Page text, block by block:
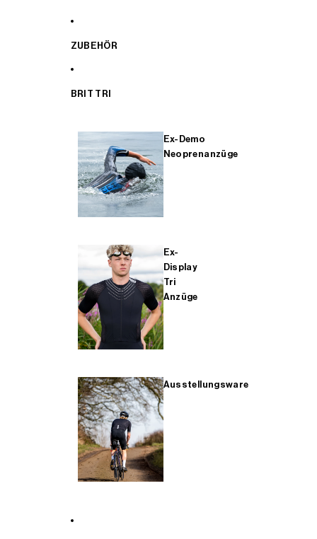
ZUBEHÖR
BRIT TRI
Ex-Demo
Neoprenanzüge
Ex-
Display
Tri
Anzüge
Ausstellungsware